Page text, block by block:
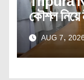
কৌশল নিয়ে
কোরAUG 7, 2026